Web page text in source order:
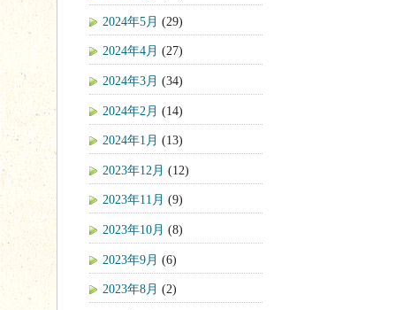
2024年5月 (29)
2024年4月 (27)
2024年3月 (34)
2024年2月 (14)
2024年1月 (13)
2023年12月 (12)
2023年11月 (9)
2023年10月 (8)
2023年9月 (6)
2023年8月 (2)